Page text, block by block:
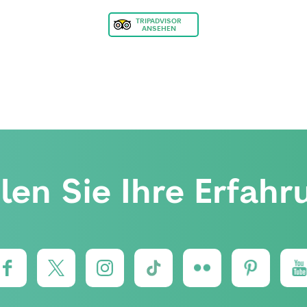
TRIPADVISOR
ANSEHEN
Sie Ihre